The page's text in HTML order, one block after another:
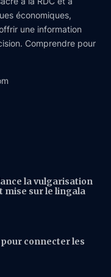
économiques,
une information
Comprendre pour
la vulgarisation
mise sur le lingala
pour connecter les